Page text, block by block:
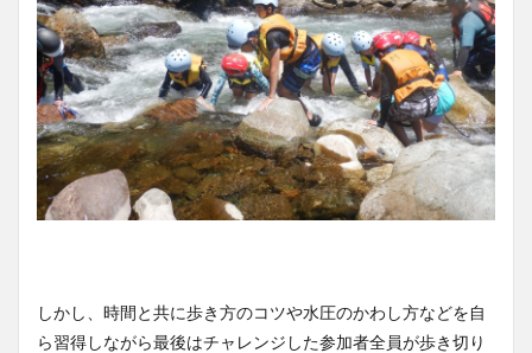
しかし、時間と共に歩き方のコツや水圧のかわし方などを自
ら習得しながら最後はチャレンジした参加者全員が歩き切り